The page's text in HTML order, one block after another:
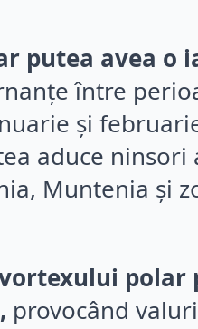
putea avea o
între
și
aduce ninsori
Muntenia și
polar
provocând